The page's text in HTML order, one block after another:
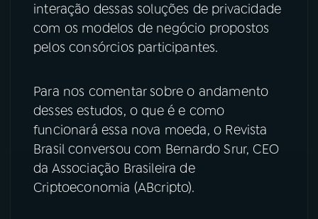
interação dessas soluções de privacidade
com os modelos de negócio propostos
pelos consórcios participantes.
Para nos comentar sobre o andamento
desses estudos, o que é e como
funcionará essa nova moeda, o Revista
Brasil conversou com Bernardo Srur, CEO
da Associação Brasileira de
Criptoeconomia (ABcripto).